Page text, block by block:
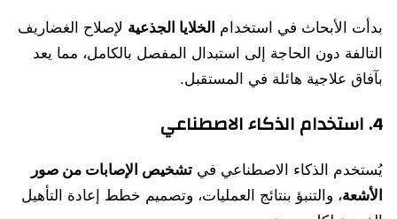
بدأت الأبحاث في استخدام الخلايا الجذعية لإصلاح الغضاريف
التالفة دون الحاجة إلى استبدال المفصل بالكامل، مما يعد
بآفاق علاجية هائلة في المستقبل.
4. استخدام الذكاء الاصطناعي
يُستخدم الذكاء الاصطناعي في تشخيص الإصابات من صور
الأشعة، والتنبؤ بنتائج العمليات، وتصميم خطط إعادة التأهيل